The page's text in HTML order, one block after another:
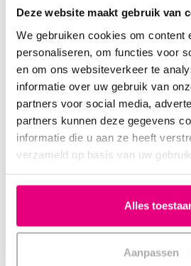
Deze website maakt gebruik van
We gebruiken cookies om content
personaliseren, om functies voor
en om ons websiteverkeer te
informatie over uw gebruik van
partners voor social media,
partners kunnen deze gegevens
informatie die u aan ze heeft
verzameld op basis van uw
Alles
Aanpassen
© 2025 Slaapcoach.nl | Typefouten en
voorbehouden
Zelf regelen
Volg je bestelling, bekijk facturen of
Inloggen
Account aanmaken
Voor alle andere vragen
Bel ons (Lokaal tarief)
ma t/m vr 09.00 - 17.00 uur